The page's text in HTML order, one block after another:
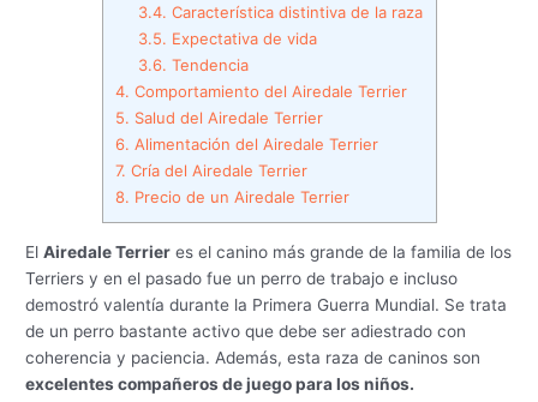
3.4. Característica distintiva de la raza
3.5. Expectativa de vida
3.6. Tendencia
4. Comportamiento del Airedale Terrier
5. Salud del Airedale Terrier
6. Alimentación del Airedale Terrier
7. Cría del Airedale Terrier
8. Precio de un Airedale Terrier
ElAiredale Terrier es el canino más grande de la familia de los
Terriers y en el pasado fue un perro de trabajo e incluso
demostró valentía durante la Primera Guerra Mundial. Se trata
de un perro bastante activo que debe ser adiestrado con
coherencia y paciencia. Además, esta raza de caninos son
excelentes compañeros de juego para los niños.